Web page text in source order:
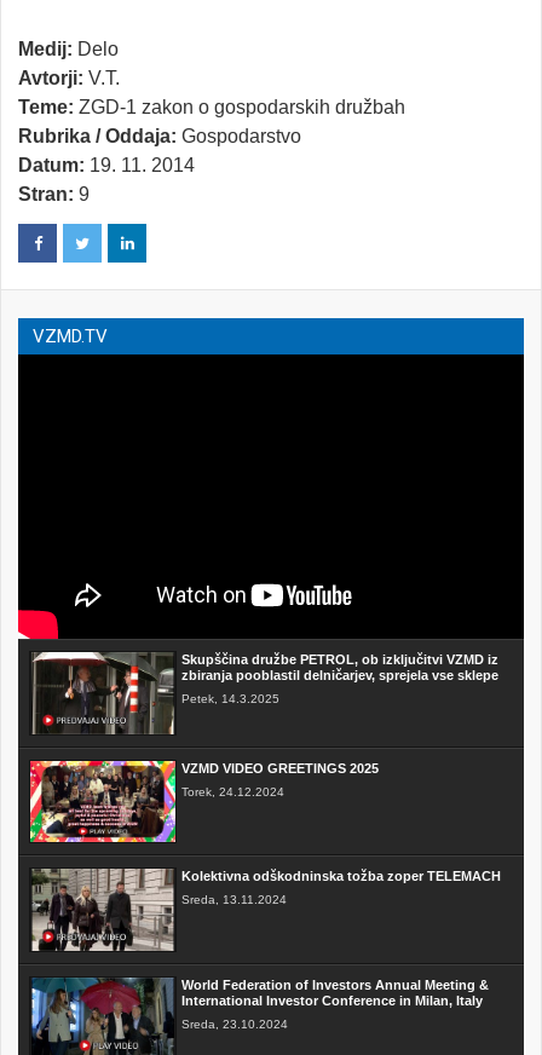
Medij: Delo
Avtorji: V.T.
Teme: ZGD-1 zakon o gospodarskih družbah
Rubrika / Oddaja: Gospodarstvo
Datum: 19. 11. 2014
Stran: 9
VZMD.TV
Skupščina družbe PETROL, ob izključitvi VZMD iz
zbiranja pooblastil delničarjev, sprejela vse sklepe
Petek, 14.3.2025
VZMD VIDEO GREETINGS 2025
Torek, 24.12.2024
Kolektivna odškodninska tožba zoper TELEMACH
Sreda, 13.11.2024
World Federation of Investors Annual Meeting &
International Investor Conference in Milan, Italy
Sreda, 23.10.2024